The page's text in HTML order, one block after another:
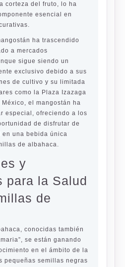
corteza del fruto, lo ha
esencial en
ha trascendido
a mercados
sigue siendo un
exclusivo debido a sus
de cultivo y su limitada
como la Plaza Izazaga
el mangostán ha
especial, ofreciendo a los
de disfrutar de
una bebida única
de albahaca.
y
para la Salud
de
conocidas también
se están ganando
en el ámbito de la
pequeñas semillas negras